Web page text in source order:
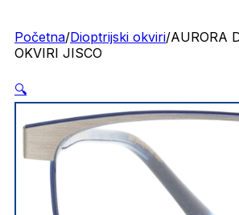
Početna/Dioptrijski okviri/AURORA
OKVIRI JISCO
🔍